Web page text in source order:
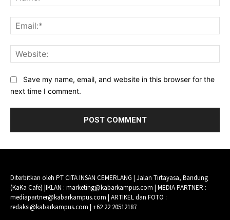
Save my name, email, and website in this browser for the
next time I comment.
Diterbitkan oleh PT CITA INSAN CEMERLANG | Jalan Tirtayasa, Bandung
(KaKa Cafe) |IKLAN : marketing@kabarkampus.com | MEDIA PARTNER :
mediapartner@kabarkampus.com | ARTIKEL dan FOTO :
redaksi@kabarkampus.com | +62 22 20512187